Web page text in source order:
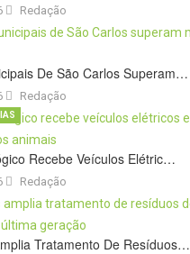
Redação
De São Carlos Superam…
Redação
Recebe Veículos Elétric…
Redação
Tratamento De Resíduos…